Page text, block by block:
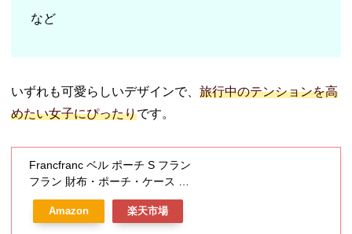
など
いずれも可愛らしいデザインで、 旅行中のテンションを高
めたい女子にぴったりです。
Francfranc ベル ポーチ S フラン
フラン 財布・ポーチ・ケース ポ
ーチ グレー ブラック
Amazon 楽天市場